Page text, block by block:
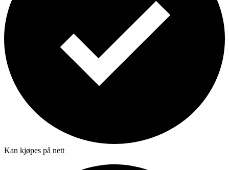
Kan kjøpes på nett